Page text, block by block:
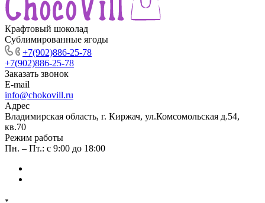
Крафтовый шоколад
Сублимированные ягоды
+7(902)886-25-78
+7(902)886-25-78
Заказать звонок
E-mail
info@chokovill.ru
Адрес
Владимирская область, г. Киржач, ул.Комсомольская д.54,
кв.70
Режим работы
Пн. – Пт.: с 9:00 до 18:00